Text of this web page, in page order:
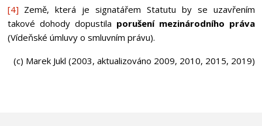
[4] Země, která je signatářem Statutu by se uzavřením
takové dohody dopustila porušení mezinárodního práva
(Vídeňské úmluvy o smluvním právu).
(c) Marek Jukl (2003, aktualizováno 2009, 2010, 2015, 2019)